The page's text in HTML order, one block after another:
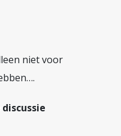
niet voor